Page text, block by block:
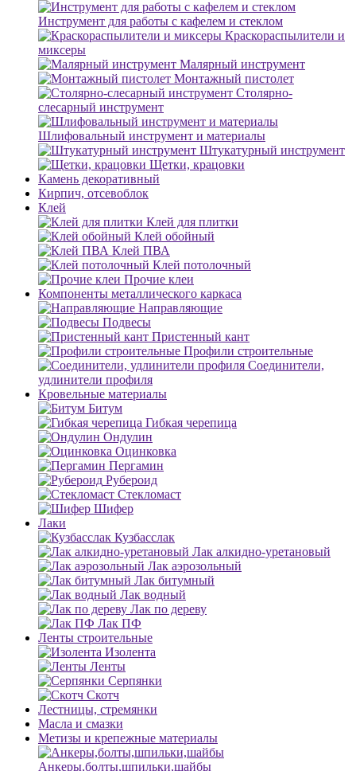
Инструмент для работы с кафелем и стеклом
Краскораспылители и
миксеры
Малярный инструмент
Монтажный пистолет
Столярно-
слесарный инструмент
Шлифовальный инструмент и материалы
Штукатурный инструмент
Щетки, крацовки
Камень декоративный
Кирпич, отсевоблок
Клей
Клей для плитки
Клей обойный
Клей ПВА
Клей потолочный
Прочие клеи
Компоненты металлического каркаса
Направляющие
Подвесы
Пристенный кант
Профили строительные
Соединители,
удлинители профиля
Кровельные материалы
Битум
Гибкая черепица
Ондулин
Оцинковка
Пергамин
Рубероид
Стекломаст
Шифер
Лаки
Кузбасслак
Лак алкидно-уретановый
Лак аэрозольный
Лак битумный
Лак водный
Лак по дереву
Лак ПФ
Ленты строительные
Изолента
Ленты
Серпянки
Скотч
Лестницы, стремянки
Масла и смазки
Метизы и крепежные материалы
Анкеры,болты,шпильки,шайбы